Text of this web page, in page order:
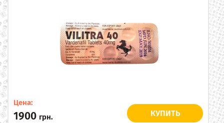
Цена:
1900 грн. КУПИТЬ